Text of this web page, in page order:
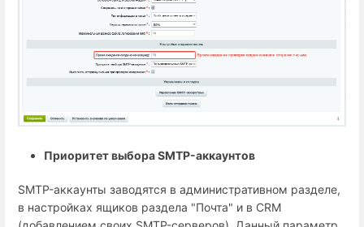
Приоритет выбора SMTP-аккаунтов
SMTP-аккаунты заводятся в административном разделе,
в настройках ящиков раздела "Почта" и в CRM